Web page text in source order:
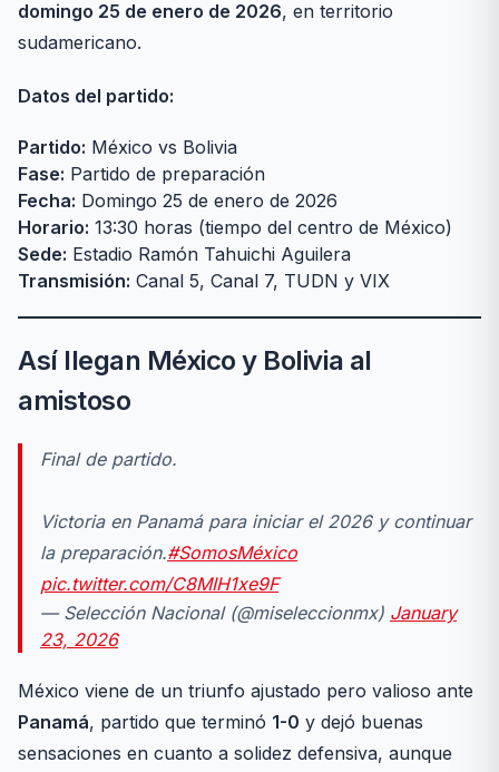
domingo 25 de enero de 2026, en territorio
sudamericano.
Datos del partido:
Partido: México vs Bolivia
Fase: Partido de preparación
Fecha: Domingo 25 de enero de 2026
Horario: 13:30 horas (tiempo del centro de México)
Sede: Estadio Ramón Tahuichi Aguilera
Transmisión: Canal 5, Canal 7, TUDN y VIX
Así llegan México y Bolivia al
amistoso
Final de partido.
Victoria en Panamá para iniciar el 2026 y continuar
la preparación.#SomosMéxico
pic.twitter.com/C8MIH1xe9F
— Selección Nacional (@miseleccionmx) January
23, 2026
México viene de un triunfo ajustado pero valioso ante
Panamá, partido que terminó 1-0 y dejó buenas
sensaciones en cuanto a solidez defensiva, aunque